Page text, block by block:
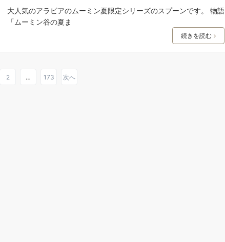
大人気のアラビアのムーミン夏限定シリーズのスプーンです。 物語
「ムーミン谷の夏ま
続きを読む
2 … 173 次へ